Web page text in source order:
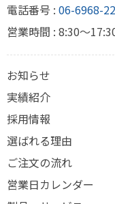
電話番号 : 06-6968-
営業時間 : 8:30～
お知らせ
実績紹介
採用情報
選ばれる理由
ご注文の流れ
営業日カレンダー